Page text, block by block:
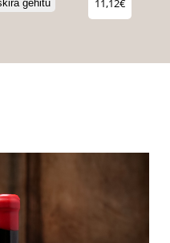
gehitu 11,12€